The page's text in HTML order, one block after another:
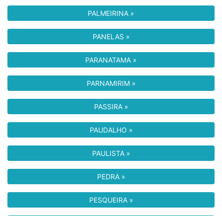
PALMEIRINA »
PANELAS »
PARANATAMA »
PARNAMIRIM »
PASSIRA »
PAUDALHO »
PAULISTA »
PEDRA »
PESQUEIRA »